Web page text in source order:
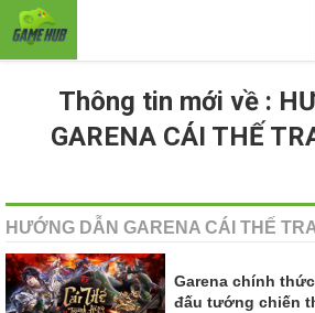
Thông tin mới về :
GARENA CÁI THẾ
HƯỚNG DẪN GARENA CÁI THẾ
Garena chính
đấu tướng chiến